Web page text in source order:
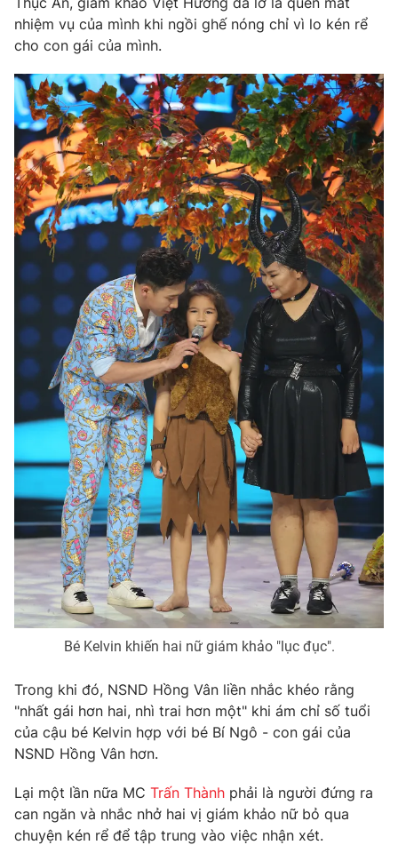
Liên hệ tòa soạn
THỜI BÁO VTV
Theo dõi báo trên
Cơ quan chủ quản:Đài Truyền hình Việt Nam
Cơ quan báo chí:Thời báo VTV
Giấy phép hoạt động báo in và báo điện tử số 483/GP-BTTTT
cấp ngày 29/12/2023
Tổng Biên tập:Vũ Thanh Thủy
Phó Tổng Biên tập:Nguyễn Thị Mỹ Hạnh, Phạm Quốc Thắng,
Nguyễn Trọng Ninh
Tổng đài VTV:024.38 355 931 - 024.38 355 932
Ðiện thoại Thời báo VTV:024.66 897 897
toasoan@vtv.vn
Liên hệ quảng cáo:024-7300.7108
® Cấm sao chép dưới mọi hình thức nếu không có sự chấp
thuận bằng văn bản. Ghi rõ nguồn VTV.vn khi phát hành lại
thông tin từ website này.
nhiệm vụ của mình khi ngồi ghế nóng chỉ vì lo kén rể
cho con gái của mình.
Bé Kelvin khiến hai nữ giám khảo "lục đục".
Trong khi đó, NSND Hồng Vân liền nhắc khéo rằng
"nhất gái hơn hai, nhì trai hơn một" khi ám chỉ số tuổi
của cậu bé Kelvin hợp với bé Bí Ngô - con gái của
NSND Hồng Vân hơn.
Lại một lần nữa MC Trấn Thành phải là người đứng ra
can ngăn và nhắc nhở hai vị giám khảo nữ bỏ qua
chuyện kén rể để tập trung vào việc nhận xét.